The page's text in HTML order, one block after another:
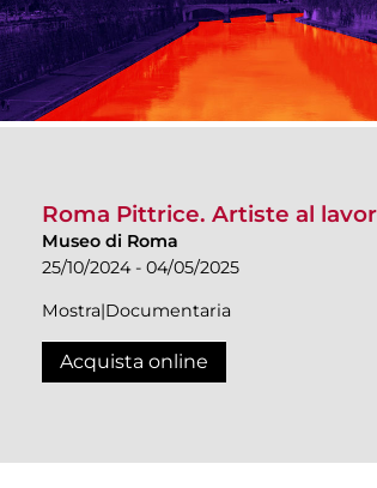
Roma Pittrice. Artiste al
Museo di Roma
25/10/2024 - 04/05/2025
Mostra|Documentaria
Acquista online